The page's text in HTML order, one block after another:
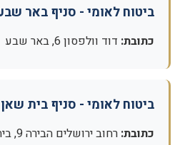
ביטוח לאומי - סניף באר
כתובת: דוד וולפסון 6, באר שבע
ביטוח לאומי - סניף בית שאן
כתובת:
רחוב